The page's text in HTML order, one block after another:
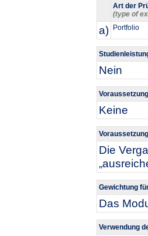
Art der
(type of
a) Portfolio
Nein
Keine
Die
Gewichtung
Das
Verwendung